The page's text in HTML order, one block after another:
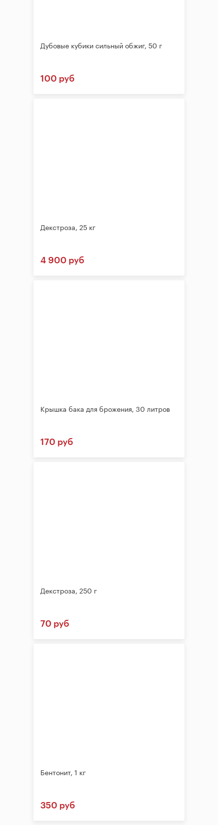
Дубовые кубики сильный обжиг, 50 г
100 руб
Декстроза, 25 кг
4 900 руб
Крышка бака для брожения, 30 литров
170 руб
Декстроза, 250 г
70 руб
Бентонит, 1 кг
350 руб